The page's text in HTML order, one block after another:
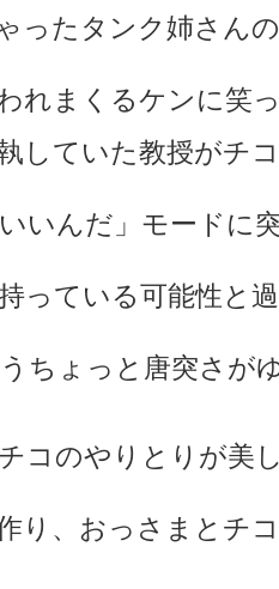
ったタンク姉さん
れまくるケンに笑
していた教授がチ
いんだ」モードに
っている可能性と
ちょっと唐突さが
コのやりとりが美
り、おっさまとチ